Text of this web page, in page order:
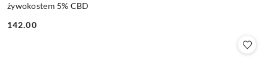
żywokostem 5% CBD
Cena:
142.00